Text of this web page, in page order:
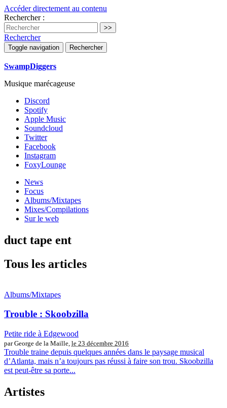
Accéder directement au contenu
Rechercher :
Rechercher
Toggle navigation Rechercher
SwampDiggers
Musique marécageuse
Discord
Spotify
Apple Music
Soundcloud
Twitter
Facebook
Instagram
FoxyLounge
News
Focus
Albums/Mixtapes
Mixes/Compilations
Sur le web
duct tape ent
Tous les articles
Albums/Mixtapes
Trouble : Skoobzilla
Petite ride à Edgewood
par George de la Maille, le 23 décembre 2016
Trouble traine depuis quelques années dans le paysage musical
d’Atlanta, mais n’a toujours pas réussi à faire son trou. Skoobzilla
est peut-être sa porte...
Artistes